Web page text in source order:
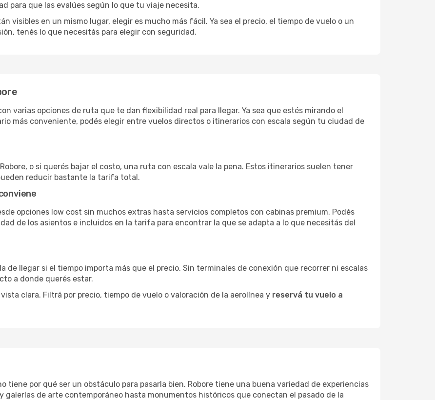
para que las evalúes según lo que tu viaje necesita.
visibles en un mismo lugar, elegir es mucho más fácil. Ya sea el precio, el tiempo de vuelo o un
tenés lo que necesitás para elegir con seguridad.
varias opciones de ruta que te dan flexibilidad real para llegar. Ya sea que estés mirando el
más conveniente, podés elegir entre vuelos directos o itinerarios con escala según tu ciudad de
o si querés bajar el costo, una ruta con escala vale la pena. Estos itinerarios suelen tener
reducir bastante la tarifa total.
opciones low cost sin muchos extras hasta servicios completos con cabinas premium. Podés
de los asientos e incluidos en la tarifa para encontrar la que se adapta a lo que necesitás del
de llegar si el tiempo importa más que el precio. Sin terminales de conexión que recorrer ni escalas
a donde querés estar.
clara. Filtrá por precio, tiempo de vuelo o valoración de la aerolínea y reservá tu vuelo a
tiene por qué ser un obstáculo para pasarla bien. Robore tiene una buena variedad de experiencias
galerías de arte contemporáneo hasta monumentos históricos que conectan el pasado de la